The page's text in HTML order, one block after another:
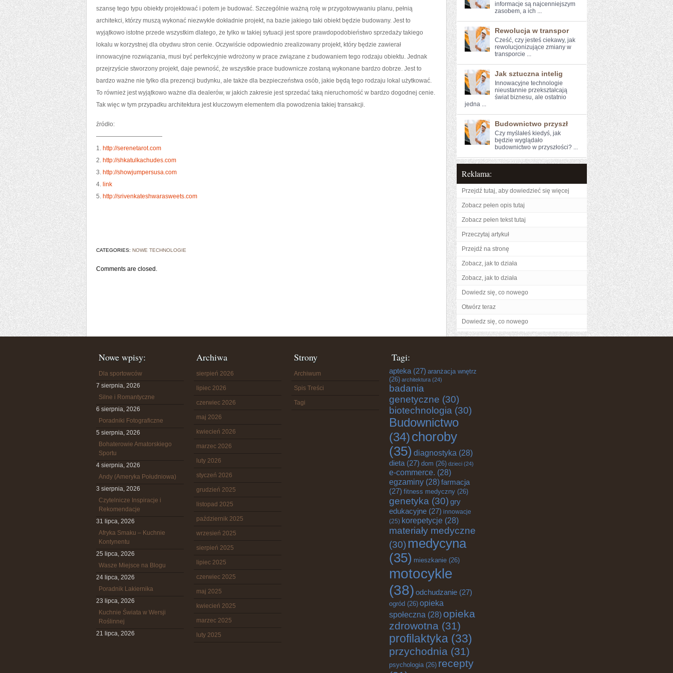
szansę tego typu obiekty projektować i potem je budować. Szczególnie ważną rolę w przygotowywaniu planu, pełnią
architekci, którzy muszą wykonać niezwykle dokładnie projekt, na bazie jakiego taki obiekt będzie budowany. Jest to
wyjątkowo istotne przede wszystkim dlatego, że tylko w takiej sytuacji jest spore prawdopodobieństwo sprzedaży takiego
lokalu w korzystnej dla obydwu stron cenie. Oczywiście odpowiednio zrealizowany projekt, który będzie zawierał
innowacyjne rozwiązania, musi być perfekcyjnie wdrożony w prace związane z budowaniem tego rodzaju obiektu. Jednak
przejrzyście stworzony projekt, daje pewność, że wszystkie prace budownicze zostaną wykonane bardzo dobrze. Jest to
bardzo ważne nie tylko dla prezencji budynku, ale także dla bezpieczeństwa osób, jakie będą tego rodzaju lokal użytkować.
To również jest wyjątkowo ważne dla dealerów, w jakich zakresie jest sprzedać taką nieruchomość w bardzo dogodnej cenie.
Tak więc w tym przypadku architektura jest kluczowym elementem dla powodzenia takiej transakcji.
źródło:
———————————
1. http://serenetarot.com
2. http://shkatulkachudes.com
3. http://showjumpersusa.com
4. link
5. http://srivenkateshwarasweets.com
CATEGORIES: NOWE TECHNOLOGIE
Comments are closed.
informacje są najcenniejszym⁣
zasobem, a ich ...
Rewolucja w transpor
Cześć, czy jesteś ciekawy, ⁤jak⁢
rewolucjonizujące‍ zmiany⁢ w
transporcie​ ...
Jak sztuczna intelig
Innowacyjne technologie
nieustannie przekształcają
świat biznesu, ale ostatnio
jedna ...
Budownictwo przyszł
Czy myślałeś kiedyś, jak
⁢będzie wyglądało
budownictwo w przyszłości? ...
Reklama:
Przejdź tutaj, aby dowiedzieć się więcej
Zobacz pełen opis tutaj
Zobacz pełen tekst tutaj
Przeczytaj artykuł
Przejdź na stronę
Zobacz, jak to działa
Zobacz, jak to działa
Dowiedz się, co nowego
Otwórz teraz
Dowiedz się, co nowego
Nowe wpisy:
Dla sportowców
7 sierpnia, 2026
Silne i Romantyczne
6 sierpnia, 2026
Poradniki Fotograficzne
5 sierpnia, 2026
Bohaterowie Amatorskiego
Sportu
4 sierpnia, 2026
Andy (Ameryka Południowa)
3 sierpnia, 2026
Czytelnicze Inspiracje i
Rekomendacje
31 lipca, 2026
Afryka Smaku – Kuchnie
Kontynentu
25 lipca, 2026
Wasze Miejsce na Blogu
24 lipca, 2026
Poradnik Lakiernika
23 lipca, 2026
Kuchnie Świata w Wersji
Roślinnej
21 lipca, 2026
Archiwa
sierpień 2026
lipiec 2026
czerwiec 2026
maj 2026
kwiecień 2026
marzec 2026
luty 2026
styczeń 2026
grudzień 2025
listopad 2025
październik 2025
wrzesień 2025
sierpień 2025
lipiec 2025
czerwiec 2025
maj 2025
kwiecień 2025
marzec 2025
luty 2025
Strony
Archiwum
Spis Treści
Tagi
Tagi:
apteka (27) aranżacja wnętrz
(26) architektura (24)
badania
genetyczne (30)
biotechnologia (30)
Budownictwo
(34)choroby
(35) diagnostyka (28)
dieta (27) dom (26) dzieci (24)
e-commerce. (28)
egzaminy (28)farmacja
(27) fitness medyczny (26)
genetyka (30) gry
edukacyjne (27) innowacje
(25) korepetycje (28)
materiały medyczne
(30) medycyna
(35) mieszkanie (26)
motocykle
(38) odchudzanie (27)
ogród (26) opieka
społeczna (28) opieka
zdrowotna (31)
profilaktyka (33)
przychodnia (31)
psychologia(26) recepty